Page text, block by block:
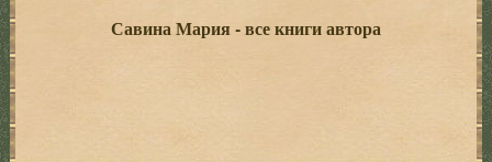
Савина Мария - все книги автора